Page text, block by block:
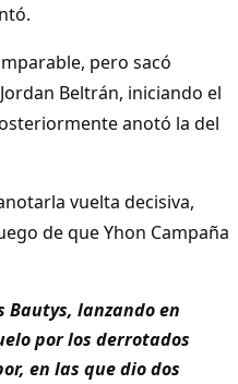
pero sacó
Beltrán, iniciando el
anotó la del
vuelta decisiva,
de que Yhon Campaña
Bautys, lanzando en
por los derrotados
en las que dio dos